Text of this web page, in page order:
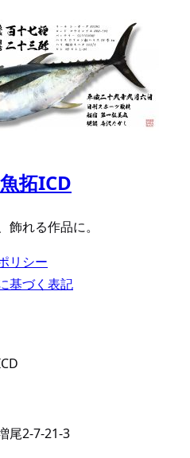
拓ICD
飾れる作品に。
リシー
基づく表記
尾2-7-21-3